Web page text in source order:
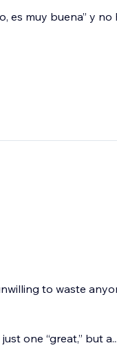
es muy buena” y
to waste
one “great,” but a...